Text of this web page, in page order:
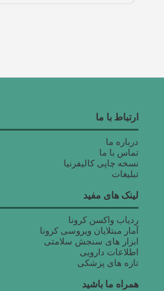
ارتباط با ما
درباره ما
تماس با ما
نسخه چاپی کالیفرنیا
تبلیغات
لینک های مفید
ردیاب واکسن کرونا
آمار مبتلایان ویروسی کرونا
ابزار های سنجش سلامتی
اطلاعات دارویی
تازه های پزشکی
همراه ما باشید